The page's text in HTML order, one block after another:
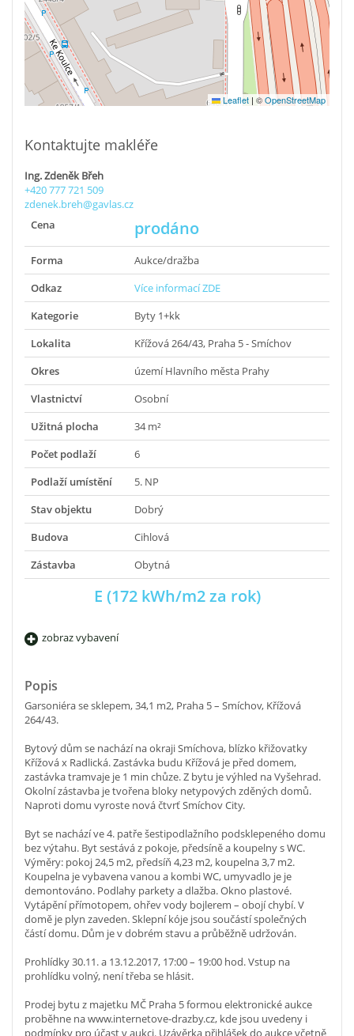
Leaflet | ©OpenStreetMap
Kontaktujte makléře
Ing. Zdeněk Břeh
+420 777 721 509
zdenek.breh@gavlas.cz
Cena
prodáno
Forma
Aukce/dražba
Odkaz
Více informací ZDE
Kategorie
Byty 1+kk
Lokalita
Křížová 264/43, Praha 5 - Smíchov
Okres
území Hlavního města Prahy
Vlastnictví
Osobní
Užitná plocha
34 m²
Počet podlaží
6
Podlaží umístění
5. NP
Stav objektu
Dobrý
Budova
Cihlová
Zástavba
Obytná
E (172 kWh/m2 za rok)
zobraz vybavení
Popis
Garsoniéra se sklepem, 34,1 m2, Praha 5 – Smíchov, Křížová
264/43.
Bytový dům se nachází na okraji Smíchova, blízko křižovatky
Křížová x Radlická. Zastávka budu Křížová je před domem,
zastávka tramvaje je 1 min chůze. Z bytu je výhled na Vyšehrad.
Okolní zástavba je tvořena bloky netypových zděných domů.
Naproti domu vyroste nová čtvrť Smíchov City.
Byt se nachází ve 4. patře šestipodlažního podsklepeného domu
bez výtahu. Byt sestává z pokoje, předsíně a koupelny s WC.
Výměry: pokoj 24,5 m2, předsíň 4,23 m2, koupelna 3,7 m2.
Koupelna je vybavena vanou a kombi WC, umyvadlo je je
demontováno. Podlahy parkety a dlažba. Okno plastové.
Vytápění přímotopem, ohřev vody bojlerem – obojí chybí. V
domě je plyn zaveden. Sklepní kóje jsou součástí společných
částí domu. Dům je v dobrém stavu a průběžně udržován.
Prohlídky 30.11. a 13.12.2017, 17:00 – 19:00 hod. Vstup na
prohlídku volný, není třeba se hlásit.
Prodej bytu z majetku MČ Praha 5 formou elektronické aukce
proběhne na www.internetove-drazby.cz, kde jsou uvedeny i
podmínky pro účast v aukci. Uzávěrka přihlášek do aukce včetně